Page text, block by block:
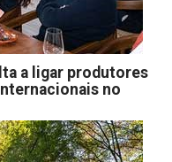
a ligar produtores
no